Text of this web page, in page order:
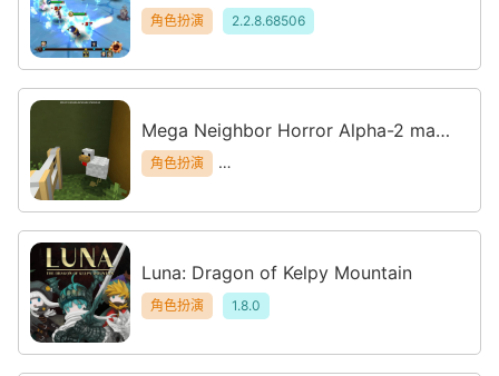
角色扮演 2.2.8.68506
Mega Neighbor Horror Alpha-2 map
for MCPE
角色扮演
Luna: Dragon of Kelpy Mountain
角色扮演 1.8.0